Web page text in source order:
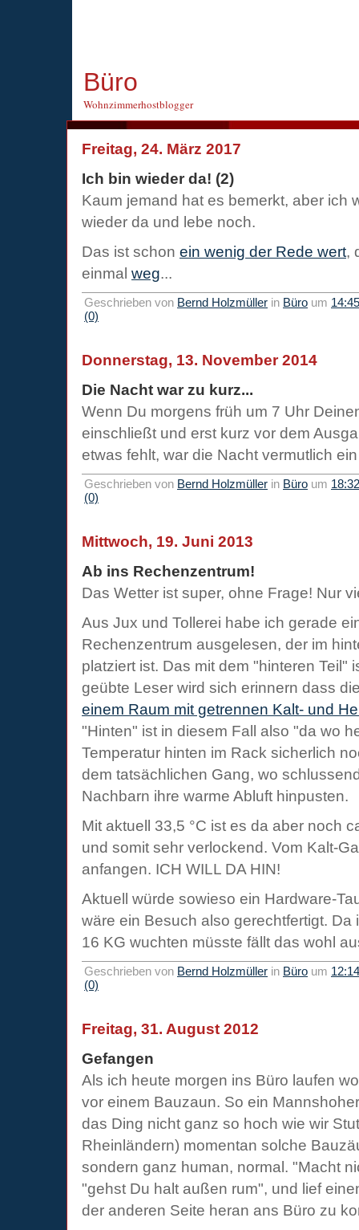
Büro
Wohnzimmerhostblogger
Freitag, 24. März 2017
Ich bin wieder da! (2)
Kaum jemand hat es bemerkt, aber ich
wieder da und lebe noch.
Das ist schon ein wenig der Rede wert,
einmal weg...
Geschrieben von Bernd Holzmüller in Büro um 14:45
(0)
Donnerstag, 13. November 2014
Die Nacht war zu kurz...
Wenn Du morgens früh um 7 Uhr
einschließt und erst kurz vor dem
etwas fehlt, war die Nacht vermutlich
Geschrieben von Bernd Holzmüller in Büro um 18:32
(0)
Mittwoch, 19. Juni 2013
Ab ins Rechenzentrum!
Das Wetter ist super, ohne Frage! Nur
Aus Jux und Tollerei habe ich gerade
Rechenzentrum ausgelesen, der im
platziert ist. Das mit dem "hinteren Teil"
geübte Leser wird sich erinnern dass
einem Raum mit getrennen Kalt- und
"Hinten" ist in diesem Fall also "da wo
Temperatur hinten im Rack sicherlich
dem tatsächlichen Gang, wo
Nachbarn ihre warme Abluft hinpusten.
Mit aktuell 33,5 °C ist es da aber noch
und somit sehr verlockend. Vom Kalt-
anfangen. ICH WILL DA HIN!
Aktuell würde sowieso ein Hardware-
wäre ein Besuch also gerechtfertigt. Da
16 KG wuchten müsste fällt das wohl
Geschrieben von Bernd Holzmüller in Büro um 12:14
(0)
Freitag, 31. August 2012
Gefangen
Als ich heute morgen ins Büro laufen
vor einem Bauzaun. So ein
das Ding nicht ganz so hoch wie wir
Rheinländern) momentan solche
sondern ganz human, normal. "Macht
"gehst Du halt außen rum", und lief
der anderen Seite heran ans Büro zu